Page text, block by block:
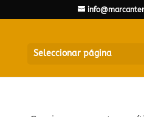
Seleccionar página